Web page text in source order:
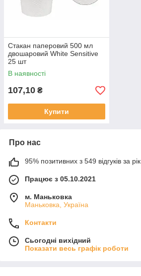
Стакан паперовий 500 мл
двошаровий White Sensitive
25 шт
В наявності
107,10 ₴
Купити
Про нас
95% позитивних з 549 відгуків за рік
Працює з 05.10.2021
м. Маньковка
Маньковка, Україна
Контакти
Сьогодні вихідний
Показати весь графік роботи